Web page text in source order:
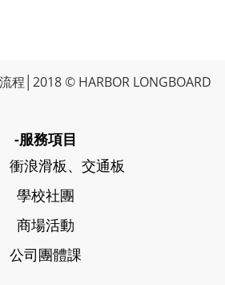
程 │2018 © HARBOR LONGBOARD
-服務項目
衝浪滑板、交通板
學校社團
商場活動
公司團體課